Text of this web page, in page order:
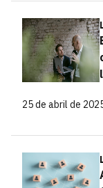
25 de abril de